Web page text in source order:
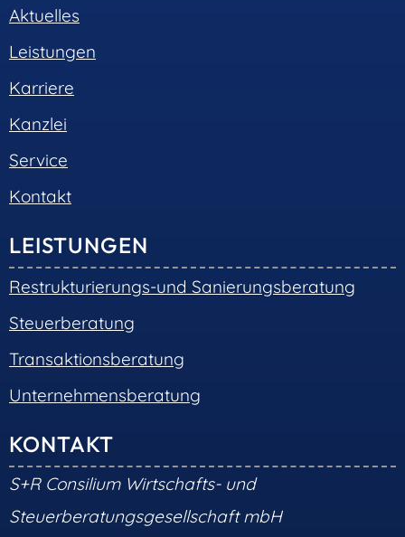
Aktuelles
Leistungen
Karriere
Kanzlei
Service
Kontakt
LEISTUNGEN
Restrukturierungs-und Sanierungsberatung
Steuerberatung
Transaktionsberatung
Unternehmensberatung
KONTAKT
S+R Consilium Wirtschafts- und
Steuerberatungsgesellschaft mbH